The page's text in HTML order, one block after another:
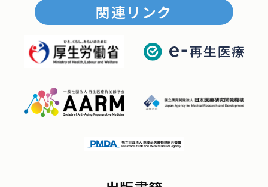
関連リンク